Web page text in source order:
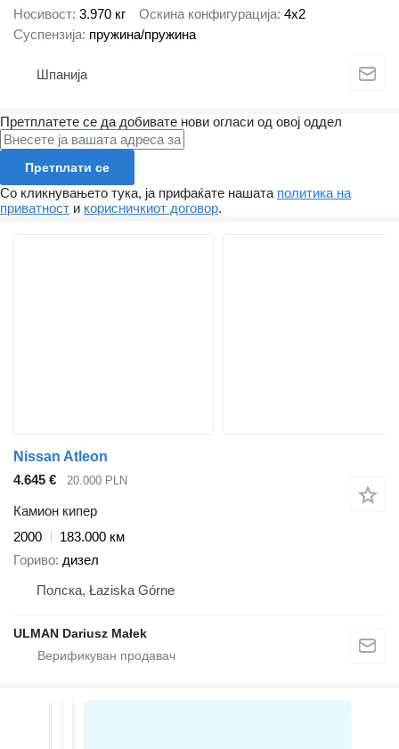
Носивост 3.970 кг Оскина конфигурација 4x2
Суспензија пружина/пружина
Шпанија
Претплатете се да добивате нови огласи од овој оддел
Претплати се
Со кликнувањето тука, ја прифаќате нашата политика на
приватност и корисничкиот договор.
Nissan Atleon
4.645 €
20.000 PLN
Камион кипер
2000
183.000 км
Гориво дизел
Полска, Łaziska Górne
ULMAN Dariusz Małek